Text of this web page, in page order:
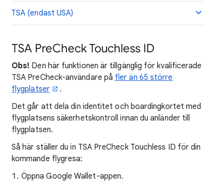
TSA (endast USA)
TSA PreCheck Touchless ID
Obs! Den här funktionen är tillgänglig för kvalificerade
TSA PreCheck-användare på fler än 65 större
flygplatser
.
Det går att dela din identitet och boardingkortet med
flygplatsens säkerhetskontroll innan du anländer till
flygplatsen.
Så här ställer du in TSA PreCheck Touchless ID för din
kommande flygresa:
Öppna Google Wallet-appen.